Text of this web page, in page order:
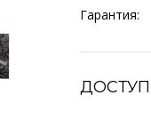
Гарантия: